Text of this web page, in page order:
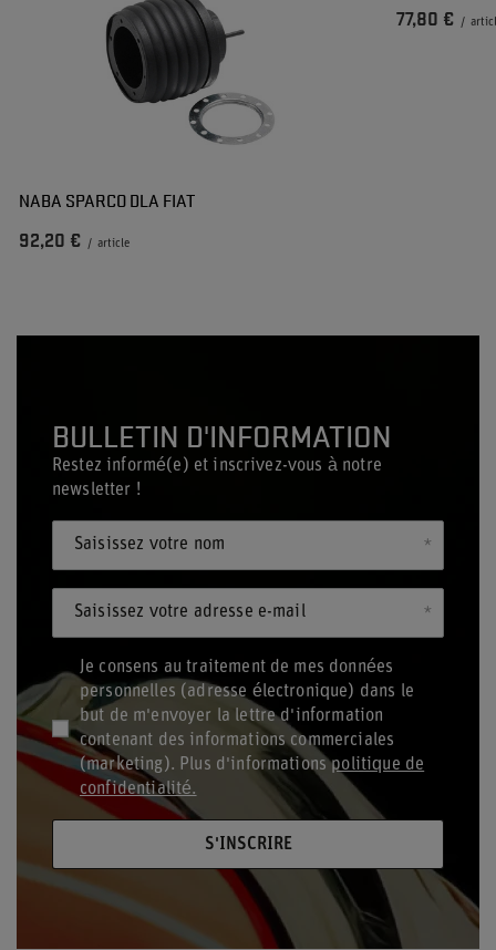
NABA SPARCO DLA FIAT
92,20 € / article
77,80 € /
BULLETIN D'INFORMATION
Restez informé(e) et inscrivez-vous à notre
newsletter !
Saisissez votre nom
Saisissez votre adresse e-mail
Je consens au traitement de mes données
personnelles (adresse électronique) dans le
but de m'envoyer la lettre d'information
contenant des informations commerciales
(marketing). Plus d'informationspolitique de
confidentialité.
S'INSCRIRE